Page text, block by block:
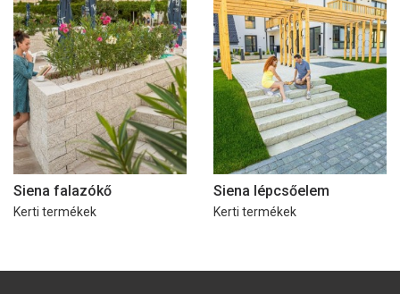
Siena falazókő
Kerti termékek
Siena lépcsőelem
Kerti termékek